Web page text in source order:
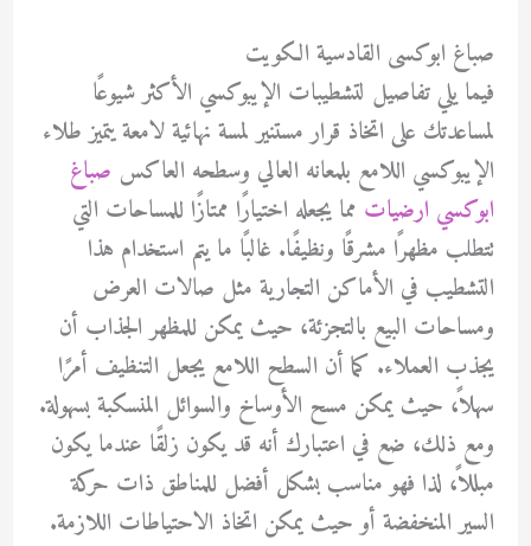
صباغ ابوكسى القادسية الكويت
فيما يلي تفاصيل لتشطيبات الإيبوكسي الأكثر شيوعًا
لمساعدتك على اتخاذ قرار مستنير لمسة نهائية لامعة يتميز طلاء
الإيبوكسي اللامع بلمعانه العالي وسطحه العاكس صباغ
ابوكسي ارضيات مما يجعله اختيارًا ممتازًا للمساحات التي
تتطلب مظهرًا مشرقًا ونظيفًا. غالبًا ما يتم استخدام هذا
التشطيب في الأماكن التجارية مثل صالات العرض
ومساحات البيع بالتجزئة، حيث يمكن للمظهر الجذاب أن
يجذب العملاء. كما أن السطح اللامع يجعل التنظيف أمرًا
سهلاً، حيث يمكن مسح الأوساخ والسوائل المنسكبة بسهولة.
ومع ذلك، ضع في اعتبارك أنه قد يكون زلقًا عندما يكون
مبللاً، لذا فهو مناسب بشكل أفضل للمناطق ذات حركة
السير المنخفضة أو حيث يمكن اتخاذ الاحتياطات اللازمة.